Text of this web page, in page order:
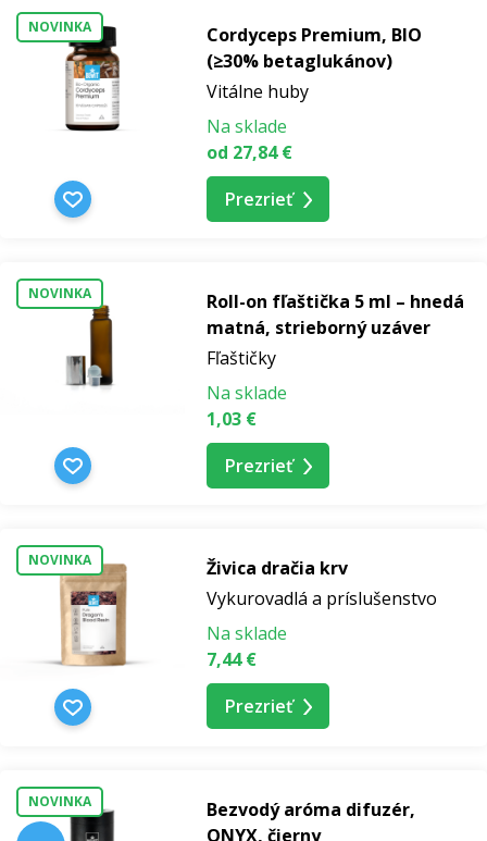
NOVINKA
Cordyceps Premium, BIO
(≥30% betaglukánov)
Vitálne huby
Na sklade
od 27,84 €
Prezrieť
NOVINKA
Roll-on fľaštička 5 ml – hnedá
matná, strieborný uzáver
Fľaštičky
Na sklade
1,03 €
Prezrieť
NOVINKA
Živica dračia krv
Vykurovadlá a príslušenstvo
Na sklade
7,44 €
Prezrieť
NOVINKA
Bezvodý aróma difuzér,
ONYX, čierny